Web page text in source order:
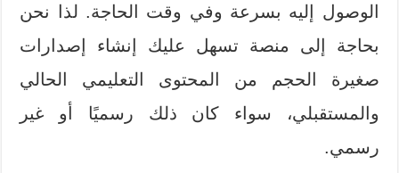
الوصول إليه بسرعة وفي وقت الحاجة. لذا نحن
بحاجة إلى منصة تسهل عليك إنشاء إصدارات
صغيرة الحجم من المحتوى التعليمي الحالي
والمستقبلي، سواء كان ذلك رسميًا أو غير
رسمي.